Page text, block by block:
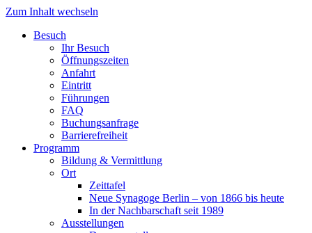
Zum Inhalt wechseln
Besuch
Ihr Besuch
Öffnungszeiten
Anfahrt
Eintritt
Führungen
FAQ
Buchungsanfrage
Barrierefreiheit
Programm
Bildung & Vermittlung
Ort
Zeittafel
Neue Synagoge Berlin – von 1866 bis heute
In der Nachbarschaft seit 1989
Ausstellungen